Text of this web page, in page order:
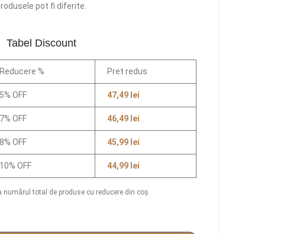
pot fi diferite.
Tabel Discount
Reducere % Pret redus
5% OFF 47,49 lei
7% OFF 46,49 lei
8% OFF 45,99 lei
10% OFF 44,99 lei
numărul total de produse cu reducere din coș.